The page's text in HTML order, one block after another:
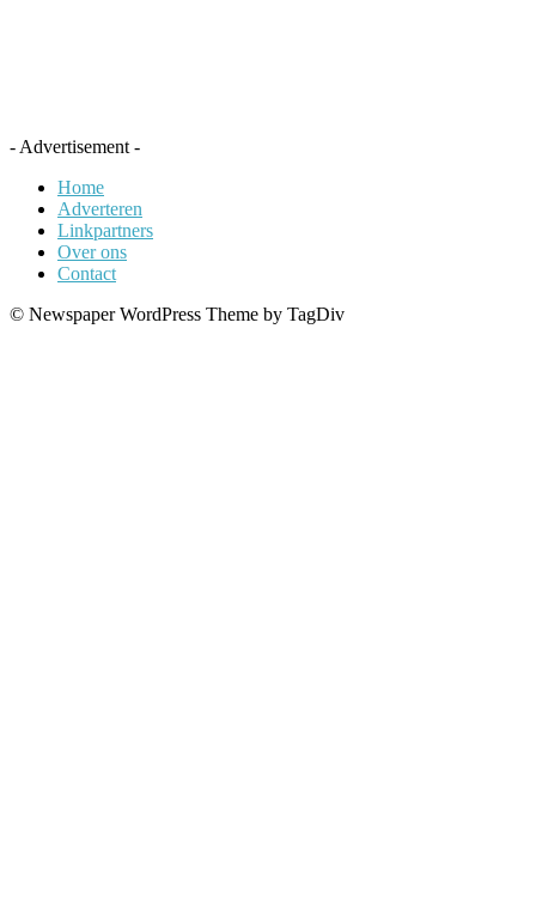
- Advertisement -
Home
Adverteren
Linkpartners
Over ons
Contact
© Newspaper WordPress Theme by TagDiv